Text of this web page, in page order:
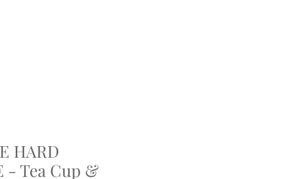
HARD
- Tea Cup &